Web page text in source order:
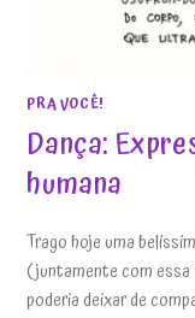
PRA VOCÊ!
Dança:
humana
Trago hoje uma
(juntamente com
poderia deixar de